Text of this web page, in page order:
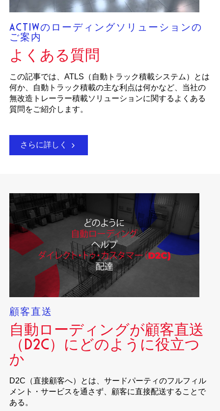
ACTIWのローディングソリューションの
ご案内
よくある質問
この記事では、ATLS（自動トラック積載システム）とは
何か、自動トラック積載の主な利点は何かなど、当社の
無改造トレーラー積載ソリューションに関するよくある
質問をご紹介します。
さらに詳しく
顧客直送
自動ローディングが顧客直送
（D2C）にどのように役立つ
か
D2C（直接顧客へ）とは、サードパーティのフルフィル
メント・サービスを通さず、顧客に直接配送することで
ある。